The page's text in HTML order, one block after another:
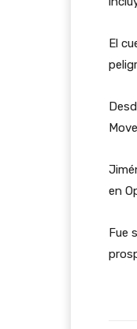
El
en
Fue